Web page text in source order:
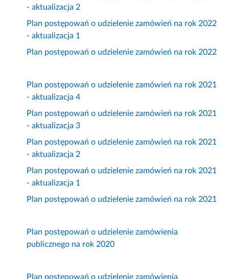
- aktualizacja 2
Plan postępowań o udzielenie zamówień na rok 2022
- aktualizacja 1
Plan postępowań o udzielenie zamówień na rok 2022
Plan postępowań o udzielenie zamówień na rok 2021
- aktualizacja 4
Plan postępowań o udzielenie zamówień na rok 2021
- aktualizacja 3
Plan postępowań o udzielenie zamówień na rok 2021
- aktualizacja 2
Plan postępowań o udzielenie zamówień na rok 2021
- aktualizacja 1
Plan postępowań o udzielenie zamówień na rok 2021
Plan postępowań o udzielenie zamówienia
publicznego na rok 2020
Plan postępowań o udzielenie zamówienia